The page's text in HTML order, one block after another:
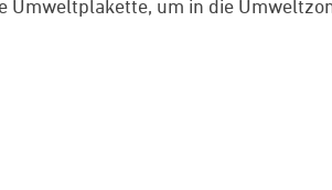
Umweltplakette, um in die